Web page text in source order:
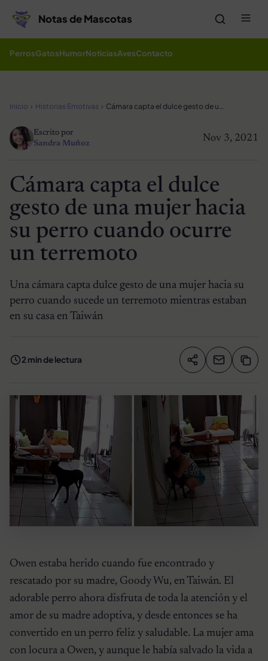
Notas de Mascotas
PerrosGatosHumorNoticiasAvesContacto
Inicio Historias Emotivas Cámara capta el dulce gesto de una mujer hacia su perro cuando ocurre un terremoto
Nov 3, 2021
Escrito por
Sandra Muñoz
Cámara capta el dulce
gesto de una mujer hacia
su perro cuando ocurre
un terremoto
Una cámara capta dulce gesto de una mujer hacia su
perro cuando sucede un terremoto mientras estaban
en su casa en Taiwán
2 min de lectura Compartir
Owen estaba herido cuando fue encontrado y
rescatado por su madre, Goody Wu, en Taiwán. El
adorable perro ahora disfruta de toda la atención y el
amor de su madre adoptiva, y desde entonces se ha
convertido en un perro feliz y saludable. La mujer ama
con locura a Owen, y aunque le había salvado la vida a